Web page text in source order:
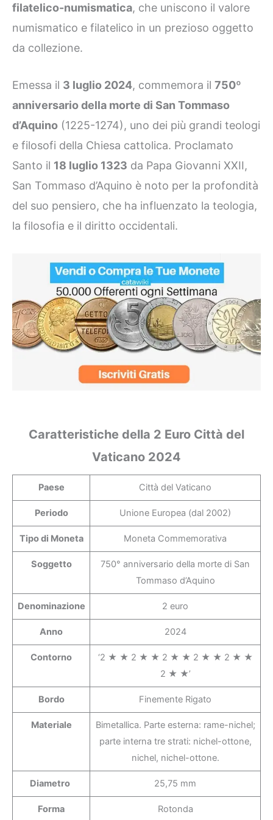
filatelico-numismatica, che uniscono il valore
numismatico e filatelico in un prezioso oggetto
da collezione.
Emessa il 3 luglio 2024, commemora il 750º
anniversario della morte di San Tommaso
d’Aquino (1225-1274), uno dei più grandi teologi
e filosofi della Chiesa cattolica. Proclamato
Santo il 18 luglio 1323 da Papa Giovanni XXII,
San Tommaso d’Aquino è noto per la profondità
del suo pensiero, che ha influenzato la teologia,
la filosofia e il diritto occidentali.
Caratteristiche della 2 Euro Città del
Vaticano 2024
Paese Città del Vaticano
Periodo Unione Europea (dal 2002)
Tipo di Moneta Moneta Commemorativa
Soggetto
750° anniversario della morte di San
Tommaso d’Aquino
Denominazione 2 euro
Anno 2024
Contorno
‘2 ★ ★ 2 ★ ★ 2 ★ ★ 2 ★ ★ 2 ★ ★
2 ★ ★’
Bordo Finemente Rigato
Materiale
Bimetallica. Parte esterna: rame-nichel;
parte interna tre strati: nichel-ottone,
nichel, nichel-ottone.
Diametro 25,75 mm
Forma Rotonda